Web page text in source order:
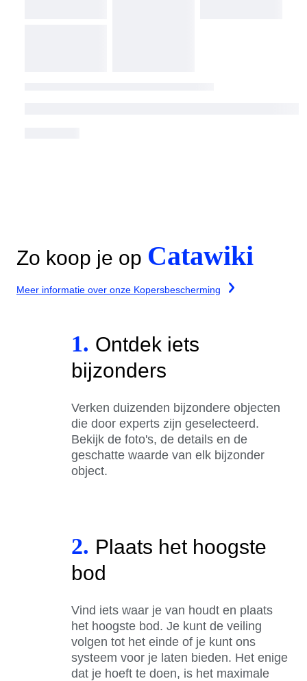
Zo koop je op Catawiki
Meer informatie over onze Kopersbescherming
1. Ontdek iets
bijzonders
Verken duizenden bijzondere objecten
die door experts zijn geselecteerd.
Bekijk de foto's, de details en de
geschatte waarde van elk bijzonder
object.
2. Plaats het hoogste
bod
Vind iets waar je van houdt en plaats
het hoogste bod. Je kunt de veiling
volgen tot het einde of je kunt ons
systeem voor je laten bieden. Het enige
dat je hoeft te doen, is het maximale